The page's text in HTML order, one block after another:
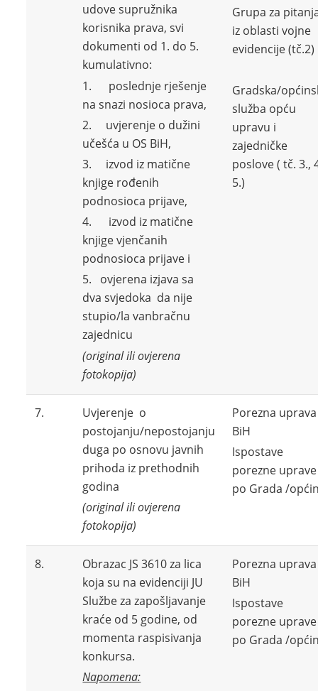
udove supružnika
korisnika prava, svi
dokumenti od 1. do 5.
kumulativno:
1. poslednje rješenje
na snazi nosioca prava,
2. uvjerenje o dužini
učešća u OS BiH,
3. izvod iz matične
knjige rođenih
podnosioca prijave,
4. izvod iz matične
knjige vjenčanih
podnosioca prijave i
5. ovjerena izjava sa
dva svjedoka da nije
stupio/la vanbračnu
zajednicu
(original ili ovjerena
fotokopija)
Grupa za
iz oblasti vojne
evidencije (tč.2)
Gradska/
služba opću
upravu i
zajedničke
poslove ( tč. 3.,
5.)
7.
Uvjerenje o
postojanju/nepostojanju
duga po osnovu javnih
prihoda iz prethodnih
godina
(original ili ovjerena
fotokopija)
Porezna uprava
BiH
Ispostave
porezne uprave
po Grada /
8.
Obrazac JS 3610 za lica
koja su na evidenciji JU
Službe za zapošljavanje
kraće od 5 godine, od
momenta raspisivanja
konkursa.
Napomena:
Porezna uprava
BiH
Ispostave
porezne uprave
po Grada /